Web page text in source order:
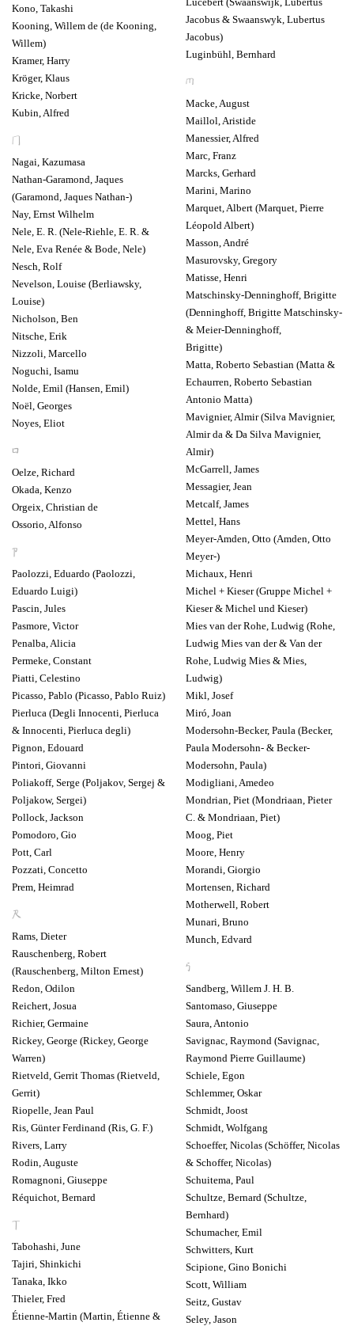
Kono, Takashi
Kooning, Willem de (de Kooning,
Willem)
Kramer, Harry
Kröger, Klaus
Kricke, Norbert
Kubin, Alfred
Jacobus & Swaanswyk, Lubertus
Jacobus)
Luginbühl, Bernhard
M
Macke, August
Maillol, Aristide
Manessier, Alfred
Marc, Franz
Marcks, Gerhard
Marini, Marino
Marquet, Albert (Marquet, Pierre
Léopold Albert)
Masson, André
Masurovsky, Gregory
Matisse, Henri
Matschinsky-Denninghoff, Brigitte
(Denninghoff, Brigitte Matschinsky-
& Meier-Denninghoff,
Brigitte)
Matta, Roberto Sebastian (Matta &
Echaurren, Roberto Sebastian
Antonio Matta)
Mavignier, Almir (Silva Mavignier,
Almir da & Da Silva Mavignier,
Almir)
McGarrell, James
Messagier, Jean
Metcalf, James
Mettel, Hans
Meyer-Amden, Otto (Amden, Otto
Meyer-)
Michaux, Henri
Michel + Kieser (Gruppe Michel +
Kieser & Michel und Kieser)
Mies van der Rohe, Ludwig (Rohe,
Ludwig Mies van der & Van der
Rohe, Ludwig Mies & Mies,
Ludwig)
Mikl, Josef
Miró, Joan
Modersohn-Becker, Paula (Becker,
Paula Modersohn- & Becker-
Modersohn, Paula)
Modigliani, Amedeo
Mondrian, Piet (Mondriaan, Pieter
C. & Mondriaan, Piet)
Moog, Piet
Moore, Henry
Morandi, Giorgio
Mortensen, Richard
Motherwell, Robert
Munari, Bruno
Munch, Edvard
N
Nagai, Kazumasa
Nathan-Garamond, Jaques
(Garamond, Jaques Nathan-)
Nay, Ernst Wilhelm
Nele, E. R. (Nele-Riehle, E. R. &
Nele, Eva Renée & Bode, Nele)
Nesch, Rolf
Nevelson, Louise (Berliawsky,
Louise)
Nicholson, Ben
Nitsche, Erik
Nizzoli, Marcello
Noguchi, Isamu
Nolde, Emil (Hansen, Emil)
Noël, Georges
Noyes, Eliot
O
Oelze, Richard
Okada, Kenzo
Orgeix, Christian de
Ossorio, Alfonso
P
Paolozzi, Eduardo (Paolozzi,
Eduardo Luigi)
Pascin, Jules
Pasmore, Victor
Penalba, Alicia
Permeke, Constant
Piatti, Celestino
Picasso, Pablo (Picasso, Pablo Ruiz)
Pierluca (Degli Innocenti, Pierluca
& Innocenti, Pierluca degli)
Pignon, Edouard
Pintori, Giovanni
Poliakoff, Serge (Poljakov, Sergej &
Poljakow, Sergei)
Pollock, Jackson
Pomodoro, Gio
Pott, Carl
Pozzati, Concetto
Prem, Heimrad
R
Rams, Dieter
Rauschenberg, Robert
(Rauschenberg, Milton Ernest)
Redon, Odilon
Reichert, Josua
Richier, Germaine
Rickey, George (Rickey, George
Warren)
Rietveld, Gerrit Thomas (Rietveld,
Gerrit)
Riopelle, Jean Paul
Ris, Günter Ferdinand (Ris, G. F.)
Rivers, Larry
Rodin, Auguste
Romagnoni, Giuseppe
Réquichot, Bernard
S
Sandberg, Willem J. H. B.
Santomaso, Giuseppe
Saura, Antonio
Savignac, Raymond (Savignac,
Raymond Pierre Guillaume)
Schiele, Egon
Schlemmer, Oskar
Schmidt, Joost
Schmidt, Wolfgang
Schoeffer, Nicolas (Schöffer, Nicolas
& Schoffer, Nicolas)
Schuitema, Paul
Schultze, Bernard (Schultze,
Bernhard)
Schumacher, Emil
Schwitters, Kurt
Scipione, Gino Bonichi
Scott, William
Seitz, Gustav
Seley, Jason
T
Tabohashi, June
Tajiri, Shinkichi
Tanaka, Ikko
Thieler, Fred
Étienne-Martin (Martin, Étienne &